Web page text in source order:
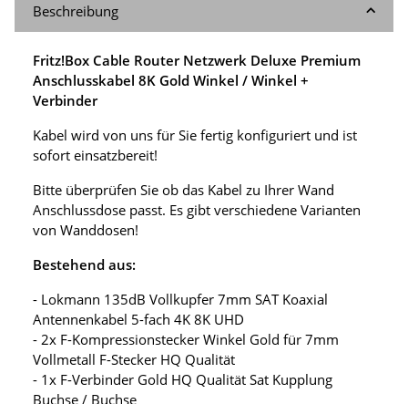
Beschreibung
Fritz!Box Cable Router Netzwerk Deluxe Premium
Anschlusskabel 8K Gold Winkel / Winkel +
Verbinder
Kabel wird von uns für Sie fertig konfiguriert und ist
sofort einsatzbereit!
Bitte überprüfen Sie ob das Kabel zu Ihrer Wand
Anschlussdose passt. Es gibt verschiedene Varianten
von Wanddosen!
Bestehend aus:
- Lokmann 135dB Vollkupfer 7mm SAT Koaxial
Antennenkabel 5-fach 4K 8K UHD
- 2x F-Kompressionstecker Winkel Gold für 7mm
Vollmetall F-Stecker HQ Qualität
- 1x F-Verbinder Gold HQ Qualität Sat Kupplung
Buchse / Buchse